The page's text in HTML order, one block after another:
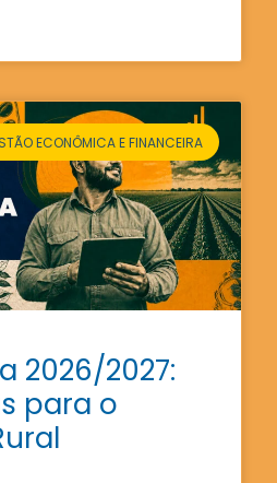
ECONÔMICA E FINANCEIRA
2026/2027:
para o